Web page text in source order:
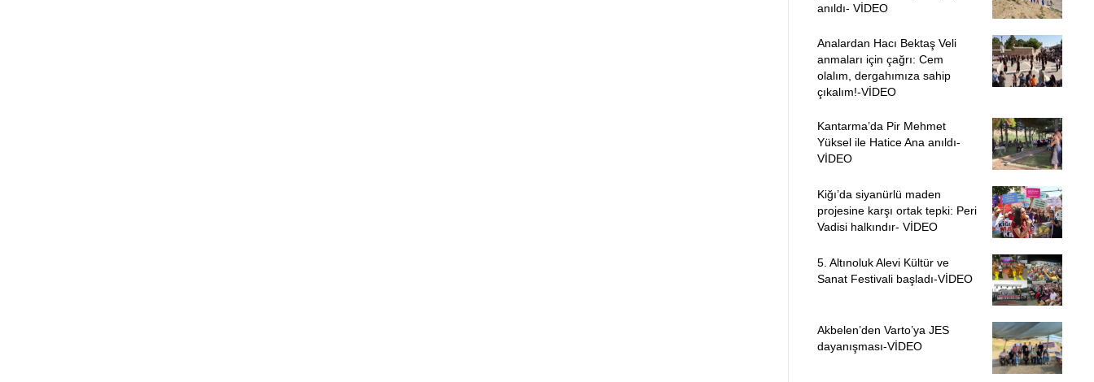
anıldı- VİDEO
Analardan Hacı Bektaş Veli
anmaları için çağrı: Cem
olalım, dergahımıza sahip
çıkalım!-VİDEO
Kantarma’da Pir Mehmet
Yüksel ile Hatice Ana anıldı-
VİDEO
Kiğı’da siyanürlü maden
projesine karşı ortak tepki: Peri
Vadisi halkındır- VİDEO
5. Altınoluk Alevi Kültür ve
Sanat Festivali başladı-VİDEO
Akbelen’den Varto’ya JES
dayanışması-VİDEO